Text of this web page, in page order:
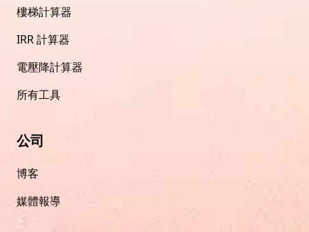
樓梯計算器
IRR 計算器
電壓降計算器
所有工具
公司
博客
媒體報導